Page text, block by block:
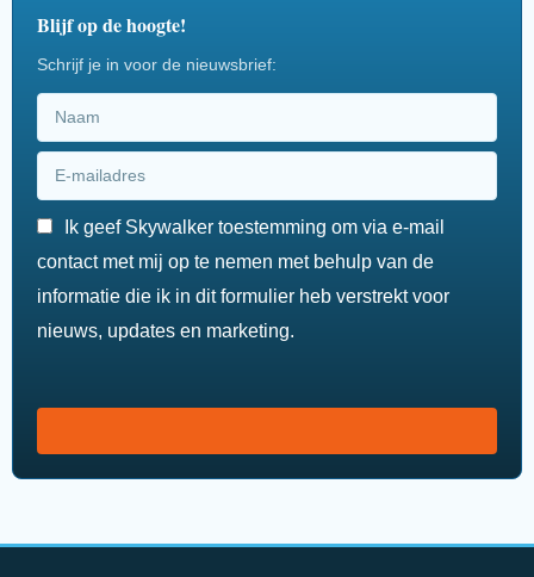
Blijf op de hoogte!
Schrijf je in voor de nieuwsbrief:
Ik geef Skywalker toestemming om via e-mail
contact met mij op te nemen met behulp van de
informatie die ik in dit formulier heb verstrekt voor
nieuws, updates en marketing.